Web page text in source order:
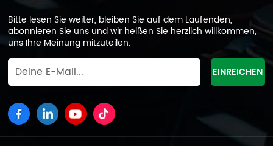
Bitte lesen Sie weiter, bleiben Sie auf dem Laufenden,
abonnieren Sie uns und wir heißen Sie herzlich willkommen,
uns Ihre Meinung mitzuteilen.